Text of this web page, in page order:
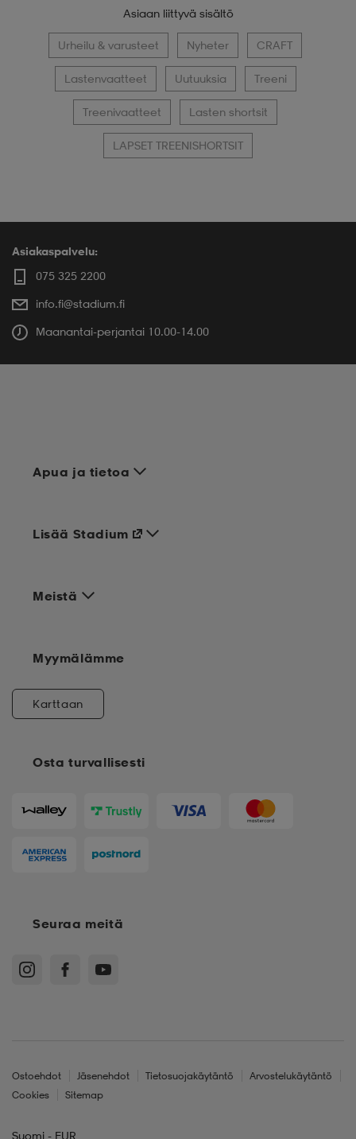
Asiaan liittyvä sisältö
Urheilu & varusteet Nyheter CRAFT
Lastenvaatteet Uutuuksia Treeni
Treenivaatteet Lasten shortsit
LAPSET TREENISHORTSIT
Asiakaspalvelu:
075 325 2200
info.fi@stadium.fi
Maanantai-perjantai 10.00-14.00
Apua ja tietoa
Meistä
Osta turvallisesti
Lisää Stadium
Myymälämme
Karttaan
Seuraa meitä
Ostoehdot Jäsenehdot Tietosuojakäytäntö
Arvostelukäytäntö
Cookies
Sitemap
Suomi - EUR